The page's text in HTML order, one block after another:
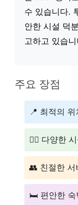
수 있습니다.
안한 시설 덕
고하고 있습니
주요 장점
📍 최적의 위
🏊‍♂️ 다양한 시
👥 친절한 서
🛏️ 편안한 숙